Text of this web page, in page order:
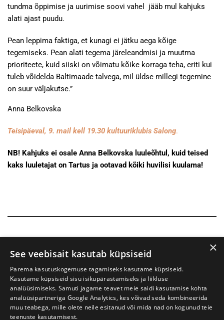
tundma õppimise ja uurimise soovi vahel jääb mul kahjuks
alati ajast puudu.
Pean leppima faktiga, et kunagi ei jätku aega kõige
tegemiseks. Pean alati tegema järeleandmisi ja muutma
prioriteete, kuid siiski on võimatu kõike korraga teha, eriti kui
tuleb võidelda Baltimaade talvega, mil üldse millegi tegemine
on suur väljakutse.”
Anna Belkovska
Teisipäeval, 9. mail kell 19.30 kultuuriklubis Salong.
NB! Kahjuks ei osale Anna Belkovska luuleõhtul, kuid teised
kaks luuletajat on Tartus ja ootavad kõiki huvilisi kuulama!
×
See veebisait kasutab küpsiseid
Parema kasutuskogemuse tagamiseks kasutame küpsiseid.
Kasutame küpsiseid sisu isikupärastamiseks ja liikluse
analüüsimiseks. Samuti jagame teavet meie saidi kasutamise kohta
analüüsipartneriga Google Analytics, kes võivad seda kombineerida
muu teabega, mille olete neile esitanud või mida nad on kogunud teie
teenuste kasutamisest.